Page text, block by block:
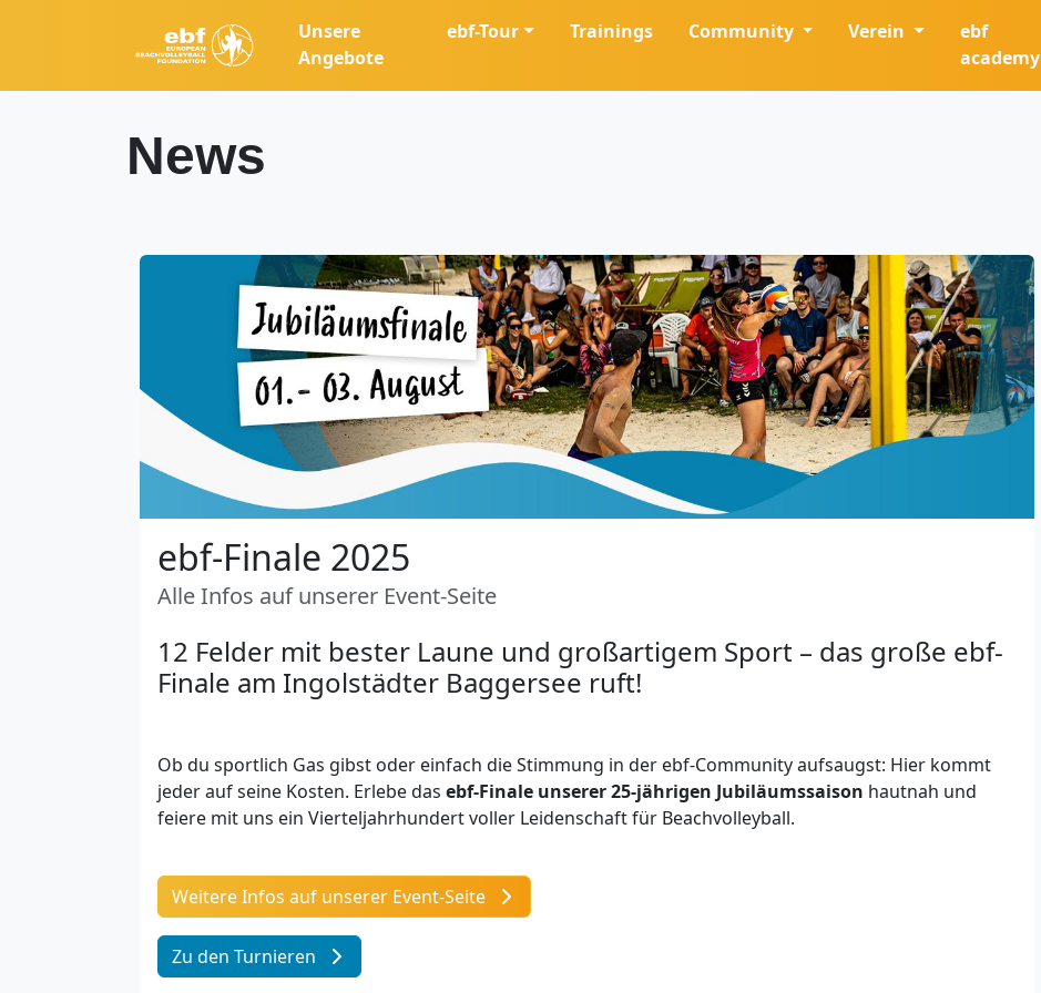
Unsere
Angebote
ebf-Tour Trainings Community Verein
ebf
academy
News
ebf-Finale 2025
Alle Infos auf unserer Event-Seite
12 Felder mit bester Laune und großartigem Sport – das große ebf-
Finale am Ingolstädter Baggersee ruft!
Ob du sportlich Gas gibst oder einfach die Stimmung in der ebf-Community aufsaugst: Hier kommt
jederaufseine Kosten. Erlebe das ebf-Finale unserer 25-jährigen Jubiläumssaison hautnah und
feiere mit uns ein Vierteljahrhundert voller Leidenschaft für Beachvolleyball.
Weitere Infos auf unserer Event-Seite
Zu den Turnieren